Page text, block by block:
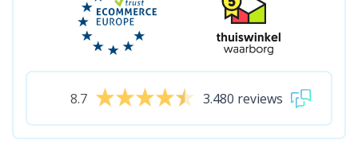
8.7 3.480 reviews